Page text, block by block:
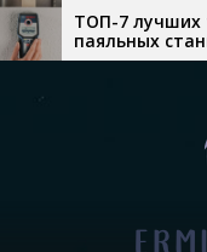
Перейти
к
с феном для